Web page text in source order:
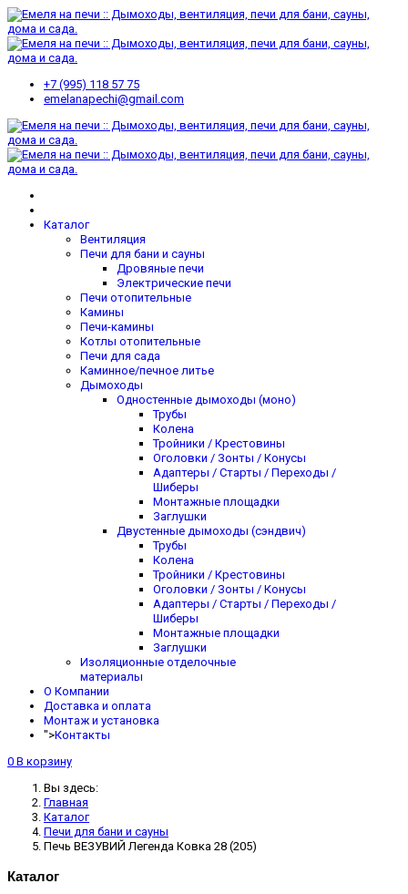
+7 (995) 118 57 75
emelanapechi@gmail.com
Каталог
Вентиляция
Печи для бани и сауны
Дровяные печи
Электрические печи
Печи отопительные
Камины
Печи-камины
Котлы отопительные
Печи для сада
Каминное/печное литье
Дымоходы
Одностенные дымоходы (моно)
Трубы
Колена
Тройники / Крестовины
Оголовки / Зонты / Конусы
Адаптеры / Старты / Переходы /
Шиберы
Монтажные площадки
Заглушки
Двустенные дымоходы (сэндвич)
Трубы
Колена
Тройники / Крестовины
Оголовки / Зонты / Конусы
Адаптеры / Старты / Переходы /
Шиберы
Монтажные площадки
Заглушки
Изоляционные отделочные
материалы
О Компании
Доставка и оплата
Монтаж и установка
">Контакты
0 В корзину
Вы здесь:
Главная
Каталог
Печи для бани и сауны
Печь ВЕЗУВИЙ Легенда Ковка 28 (205)
Каталог